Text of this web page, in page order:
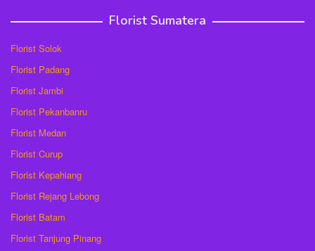
Florist Sumatera
Florist Solok
Florist Padang
Florist Jambi
Florist Pekanbanru
Florist Medan
Florist Curup
Florist Kepahiang
Florist Rejang Lebong
Florist Batam
Florist Tanjung Pinang